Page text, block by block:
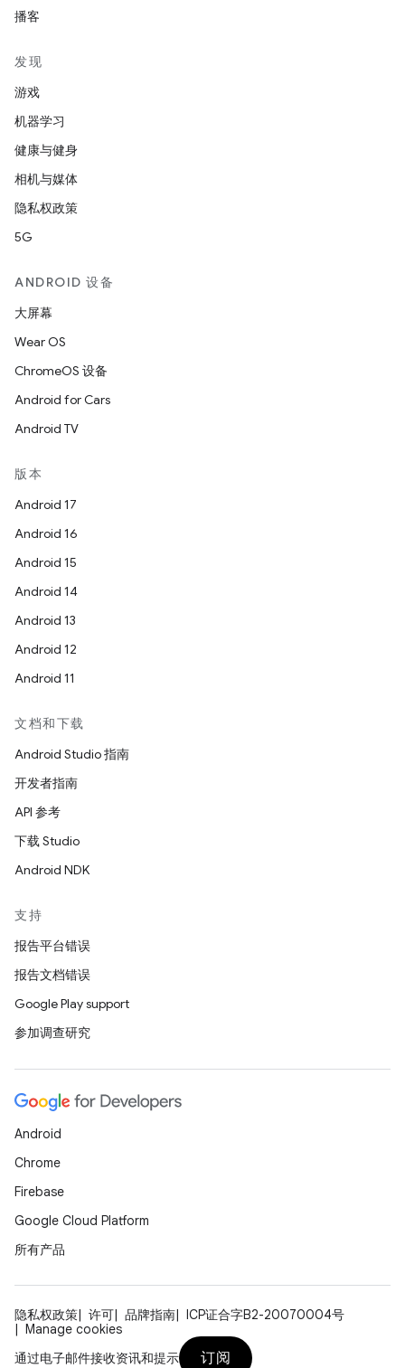
播客
发现
游戏
机器学习
健康与健身
相机与媒体
隐私权政策
5G
ANDROID 设备
大屏幕
Wear OS
ChromeOS 设备
Android for Cars
Android TV
版本
Android 17
Android 16
Android 15
Android 14
Android 13
Android 12
Android 11
文档和下载
Android Studio 指南
开发者指南
API 参考
下载 Studio
Android NDK
支持
报告平台错误
报告文档错误
Google Play support
参加调查研究
Android
Chrome
Firebase
Google Cloud Platform
所有产品
隐私权政策 许可 品牌指南
ICP证合字B2-20070004号
Manage cookies
通过电子邮件接收资讯和提示
订阅